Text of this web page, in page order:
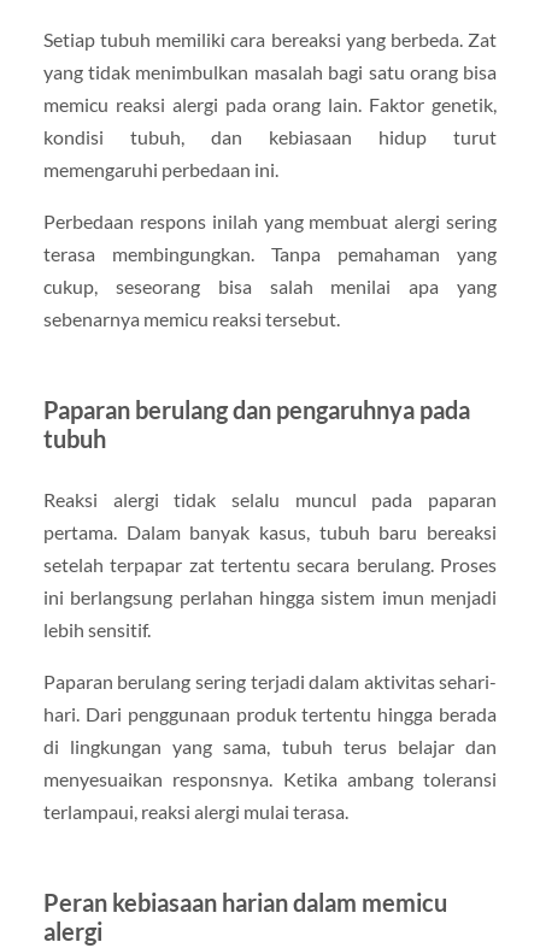
Setiap tubuh memiliki cara bereaksi yang berbeda. Zat
yang tidak menimbulkan masalah bagi satu orang bisa
memicu reaksi alergi pada orang lain. Faktor genetik,
kondisi tubuh, dan kebiasaan hidup turut
memengaruhi perbedaan ini.
Perbedaan respons inilah yang membuat alergi sering
terasa membingungkan. Tanpa pemahaman yang
cukup, seseorang bisa salah menilai apa yang
sebenarnya memicu reaksi tersebut.
Paparan berulang dan pengaruhnya pada
tubuh
Reaksi alergi tidak selalu muncul pada paparan
pertama. Dalam banyak kasus, tubuh baru bereaksi
setelah terpapar zat tertentu secara berulang. Proses
ini berlangsung perlahan hingga sistem imun menjadi
lebih sensitif.
Paparan berulang sering terjadi dalam aktivitas sehari-
hari. Dari penggunaan produk tertentu hingga berada
di lingkungan yang sama, tubuh terus belajar dan
menyesuaikan responsnya. Ketika ambang toleransi
terlampaui, reaksi alergi mulai terasa.
Peran kebiasaan harian dalam memicu
alergi